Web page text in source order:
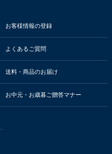
お客様情報の登録
よくあるご質問
送料・商品のお届け
お中元・お歳暮ご贈答マナー